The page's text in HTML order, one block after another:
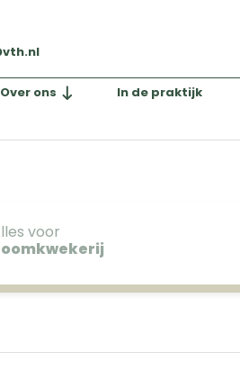
Over ons In de praktijk
voor